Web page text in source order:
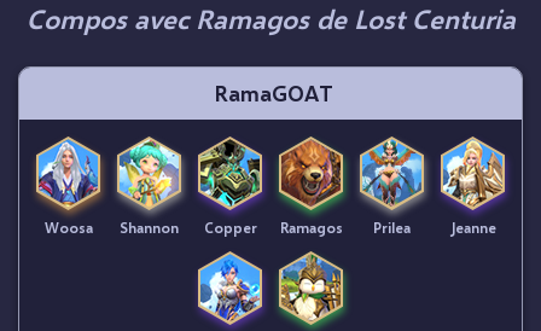
Compos avec Ramagos de Lost Centuria
RamaGOAT
Woosa Shannon Copper Ramagos Prilea Jeanne